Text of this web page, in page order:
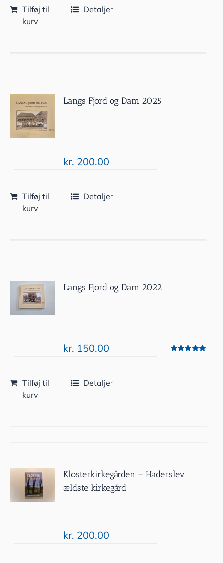
Tilføj til
kurv
Detaljer
Langs Fjord og Dam 2025
kr. 200.00
Tilføj til
kurv
Detaljer
Langs Fjord og Dam 2022
kr. 150.00
Tilføj til
kurv
Detaljer
Klosterkirkegården – Haderslev
ældste kirkegård
kr. 200.00